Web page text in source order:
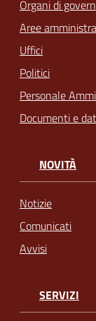
Organi di
Aree
Uffici
Politici
Personale
Documenti e
NOVITÀ
Notizie
Comunicati
Avvisi
SERVIZI